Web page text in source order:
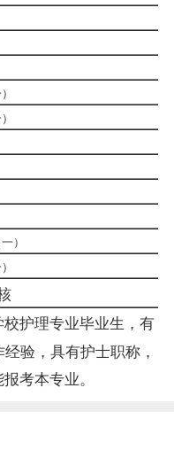
）
护理专业毕业生 ，有
验，具有护士职称，
报考本专业。